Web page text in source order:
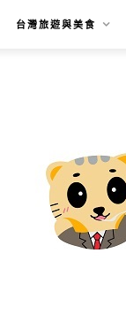
台灣旅遊與美食